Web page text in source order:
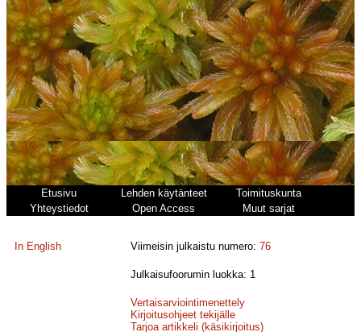
Etusivu Lehden käytänteet
Toimituskunta
Yhteystiedot
Open Access Muut sarjat
In English Viimeisin julkaistu numero:76
Julkaisufoorumin luokka: 1
Vertaisarviointimenettely
Kirjoitusohjeet tekijälle
Tarjoa artikkeli (käsikirjoitus)